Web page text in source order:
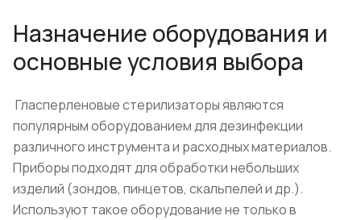
Назначение оборудования и
основные условия выбора
Гласперленовые стерилизаторы являются
популярным оборудованием для дезинфекции
различного инструмента и расходных материалов.
Приборы подходят для обработки небольших
изделий (зондов, пинцетов, скальпелей и др.).
Используют такое оборудование не только в